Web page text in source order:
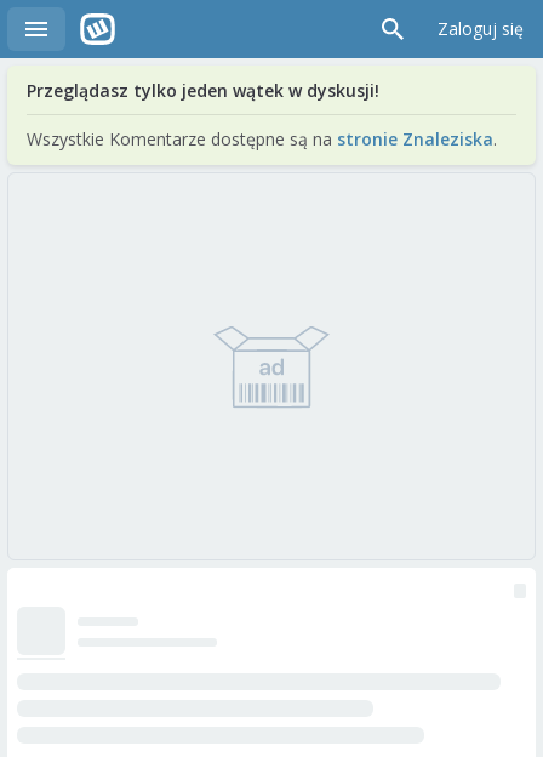
Zaloguj się
Przeglądasz tylko jeden wątek w dyskusji!
Wszystkie Komentarze dostępne są na stronie Znaleziska.